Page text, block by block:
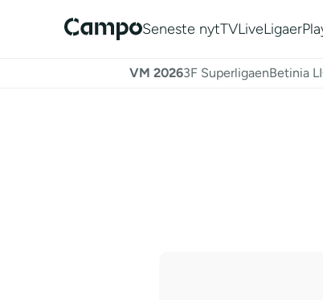
Seneste nytTVLiveLigaer
VM 20263F SuperligaenBetinia